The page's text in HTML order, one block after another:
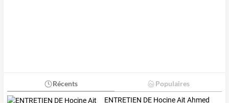
Récents Populaires
ENTRETIEN DE HocineAit Ahmed